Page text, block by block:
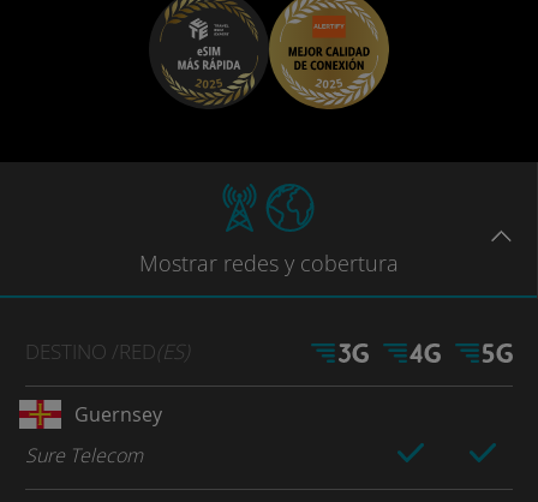
Mostrar redes y cobertura
DESTINO /RED(ES)
Guernsey
Sure Telecom